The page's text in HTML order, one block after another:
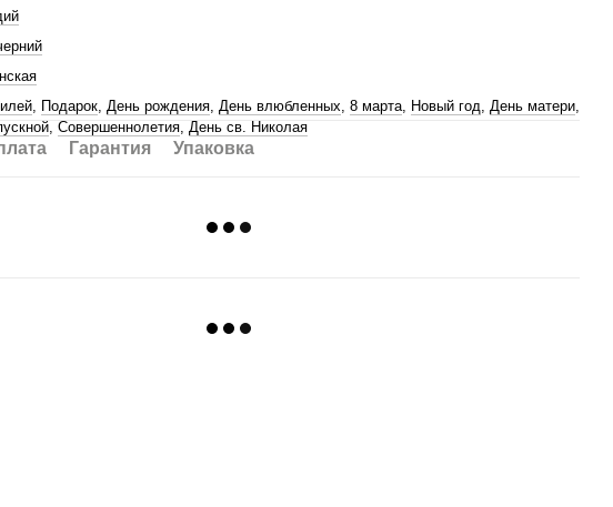
, Подарок, День рождения, День влюбленных, 8 марта, Новый год, День матери,
, Совершеннолетия, День св. Николая
Гарантия Упаковка